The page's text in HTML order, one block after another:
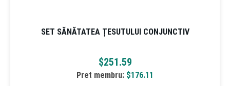
SET SĂNĂTATEA ȚESUTULUI CONJUNCTIV
$251.59
Pret membru: $176.11